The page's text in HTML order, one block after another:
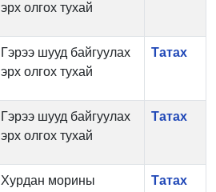
эрх олгох тухай
Гэрээ шууд байгуулах
эрх олгох тухай
Татах
Гэрээ шууд байгуулах
эрх олгох тухай
Татах
Хурдан морины
Татах